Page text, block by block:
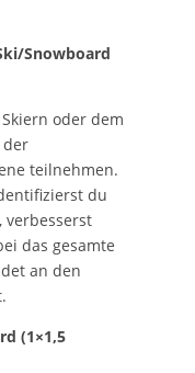
Snowboard
oder dem
der
teilnehmen.
du
verbesserst
das gesamte
an den
(1×1,5